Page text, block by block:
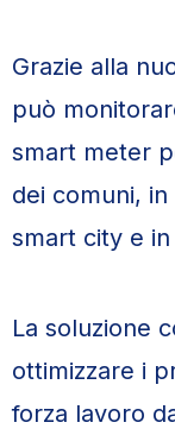
Grazie alla
può
smart meter
dei comuni,
smart city e
La soluzione
ottimizzare i
forza lavoro